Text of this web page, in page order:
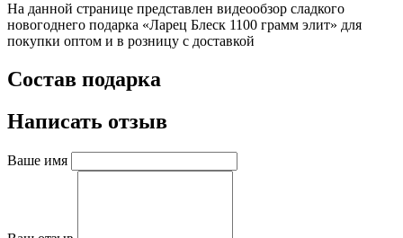
На данной странице представлен видеообзор сладкого
новогоднего подарка «Ларец Блеск 1100 грамм элит» для
покупки оптом и в розницу с доставкой
Состав подарка
Написать отзыв
Ваше имя